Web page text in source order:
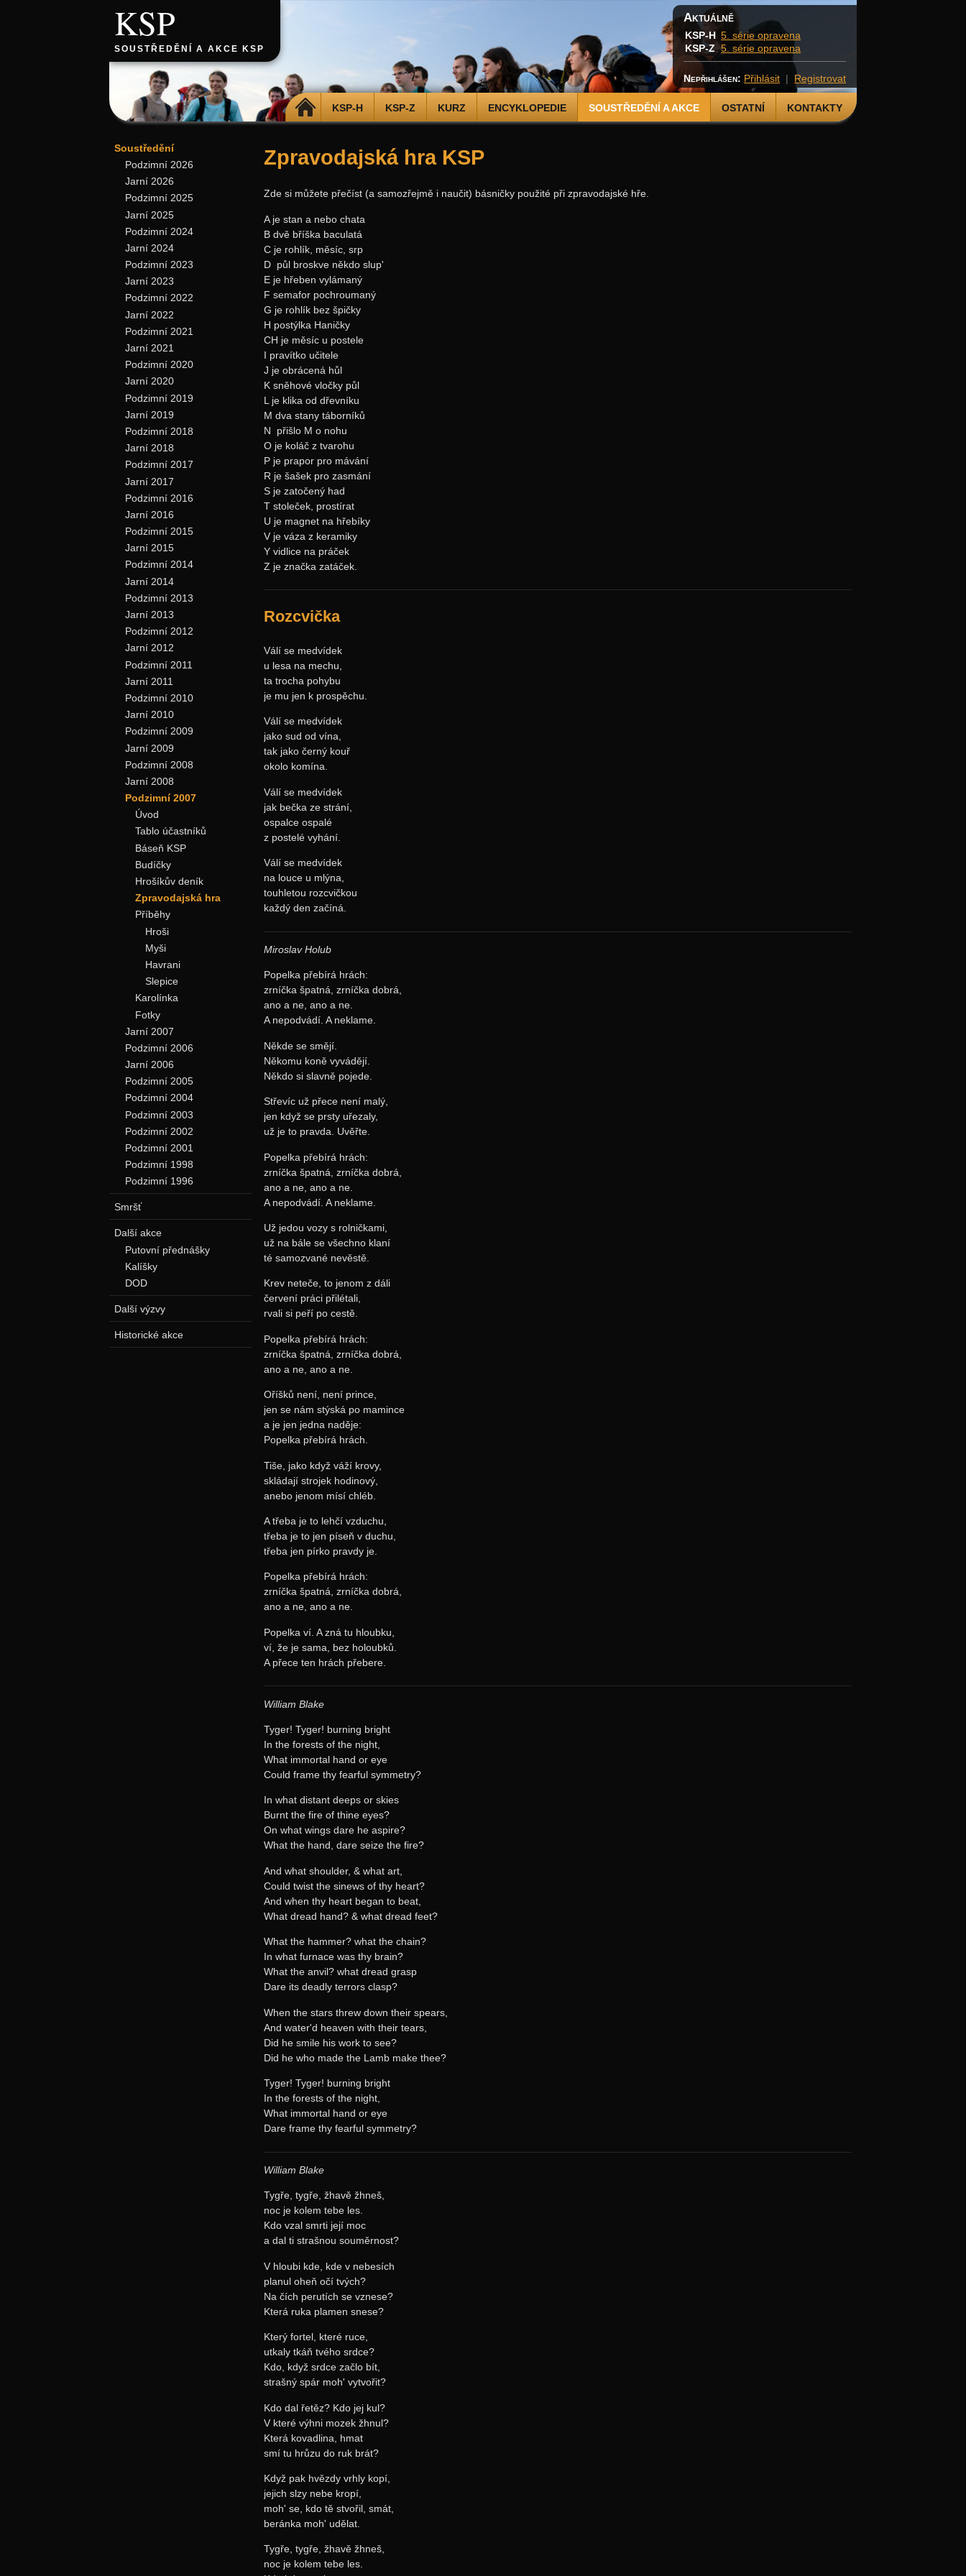
KSP
SOUSTŘEDĚNÍ A AKCE KSP
DOMŮ KSP-H KSP-Z KURZ ENCYKLOPEDIE SOUSTŘEDĚNÍ A AKCE OSTATNÍ KONTAKTY
Aktuálně
KSP-H 5. série opravena
KSP-Z 5. série opravena
Nepřihlášen: Přihlásit | Registrovat
Zpravodajská hra KSP
Zde si můžete přečíst (a samozřejmě i naučit) básničky použité při zpravodajské hře.
A je stan a nebo chata
B dvě bříška baculatá
C je rohlík, měsíc, srp
D ­ půl broskve někdo slup'
E je hřeben vylámaný
F semafor pochroumaný
G je rohlík bez špičky
H postýlka Haničky
CH je měsíc u postele
I pravítko učitele
J je obrácená hůl
K sněhové vločky půl
L je klika od dřevníku
M dva stany táborníků
N ­ přišlo M o nohu
O je koláč z tvarohu
P je prapor pro mávání
R je šašek pro zasmání
S je zatočený had
T stoleček, prostírat
U je magnet na hřebíky
V je váza z keramiky
Y vidlice na práček
Z je značka zatáček.
Rozcvička
Válí se medvídek
u lesa na mechu,
ta trocha pohybu
je mu jen k prospěchu.
Válí se medvídek
jako sud od vína,
tak jako černý kouř
okolo komína.
Válí se medvídek
jak bečka ze strání,
ospalce ospalé
z postelé vyhání.
Válí se medvídek
na louce u mlýna,
touhletou rozcvičkou
každý den začíná.
Miroslav Holub
Popelka přebírá hrách:
zrníčka špatná, zrníčka dobrá,
ano a ne, ano a ne.
A nepodvádí. A neklame.
Někde se smějí.
Někomu koně vyvádějí.
Někdo si slavně pojede.
Střevíc už přece není malý,
jen když se prsty uřezaly,
už je to pravda. Uvěřte.
Popelka přebírá hrách:
zrníčka špatná, zrníčka dobrá,
ano a ne, ano a ne.
A nepodvádí. A neklame.
Už jedou vozy s rolničkami,
už na bále se všechno klaní
té samozvané nevěstě.
Krev neteče, to jenom z dáli
červení práci přilétali,
rvali si peří po cestě.
Popelka přebírá hrách:
zrníčka špatná, zrníčka dobrá,
ano a ne, ano a ne.
Oříšků není, není prince,
jen se nám stýská po mamince
a je jen jedna naděje:
Popelka přebírá hrách.
Tiše, jako když váží krovy,
skládají strojek hodinový,
anebo jenom mísí chléb.
A třeba je to lehčí vzduchu,
třeba je to jen píseň v duchu,
třeba jen pírko pravdy je.
Popelka přebírá hrách:
zrníčka špatná, zrníčka dobrá,
ano a ne, ano a ne.
Popelka ví. A zná tu hloubku,
ví, že je sama, bez holoubků.
A přece ten hrách přebere.
William Blake
Tyger! Tyger! burning bright
In the forests of the night,
What immortal hand or eye
Could frame thy fearful symmetry?
In what distant deeps or skies
Burnt the fire of thine eyes?
On what wings dare he aspire?
What the hand, dare seize the fire?
And what shoulder, & what art,
Could twist the sinews of thy heart?
And when thy heart began to beat,
What dread hand? & what dread feet?
What the hammer? what the chain?
In what furnace was thy brain?
What the anvil? what dread grasp
Dare its deadly terrors clasp?
When the stars threw down their spears,
And water'd heaven with their tears,
Did he smile his work to see?
Did he who made the Lamb make thee?
Tyger! Tyger! burning bright
In the forests of the night,
What immortal hand or eye
Dare frame thy fearful symmetry?
William Blake
Tygře, tygře, žhavě žhneš,
noc je kolem tebe les.
Kdo vzal smrti její moc
a dal ti strašnou souměrnost?
V hloubi kde, kde v nebesích
planul oheň očí tvých?
Na čích perutích se vznese?
Která ruka plamen snese?
Který fortel, které ruce,
utkaly tkáň tvého srdce?
Kdo, když srdce začlo bít,
strašný spár moh' vytvořit?
Kdo dal řetěz? Kdo jej kul?
V které výhni mozek žhnul?
Která kovadlina, hmat
smí tu hrůzu do ruk brát?
Když pak hvězdy vrhly kopí,
jejich slzy nebe kropí,
moh' se, kdo tě stvořil, smát,
beránka moh' udělat.
Tygře, tygře, žhavě žhneš,
noc je kolem tebe les.
Soustředění
Podzimní 2026
Jarní 2026
Podzimní 2025
Jarní 2025
Podzimní 2024
Jarní 2024
Podzimní 2023
Jarní 2023
Podzimní 2022
Jarní 2022
Podzimní 2021
Jarní 2021
Podzimní 2020
Jarní 2020
Podzimní 2019
Jarní 2019
Podzimní 2018
Jarní 2018
Podzimní 2017
Jarní 2017
Podzimní 2016
Jarní 2016
Podzimní 2015
Jarní 2015
Podzimní 2014
Jarní 2014
Podzimní 2013
Jarní 2013
Podzimní 2012
Jarní 2012
Podzimní 2011
Jarní 2011
Podzimní 2010
Jarní 2010
Podzimní 2009
Jarní 2009
Podzimní 2008
Jarní 2008
Podzimní 2007
Úvod
Tablo účastníků
Báseň KSP
Budíčky
Hrošíkův deník
Zpravodajská hra
Příběhy
Hroši
Myši
Havrani
Slepice
Karolínka
Fotky
Jarní 2007
Podzimní 2006
Jarní 2006
Podzimní 2005
Podzimní 2004
Podzimní 2003
Podzimní 2002
Podzimní 2001
Podzimní 1998
Podzimní 1996
Smršť
Další akce
Putovní přednášky
Kalíšky
DOD
Další výzvy
Historické akce